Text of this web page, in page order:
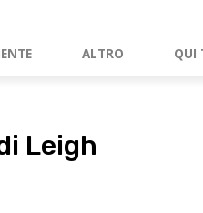
ALTRO QUI
Leigh